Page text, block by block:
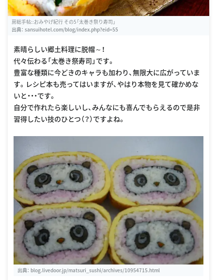
房総手帖::おみやげ紀行 その5「太巻き祭り寿司」
出典： sansuihotel.com/blog/index.php?eid=55
素晴らしい郷土料理に脱帽～！
代々伝わる「太巻き祭寿司」です。
豊富な種類に今どきのキャラも加わり、無限大に広がっていま
す。レシピ本も売ってはいますが、やはり本物を見て確かめな
いと・・・です。
自分で作れたら楽しいし、みんなにも喜んでもらえるので是非
習得したい技のひとつ（？）ですよね。
出典： blog.livedoor.jp/matsuri_sushi/archives/10954715.html